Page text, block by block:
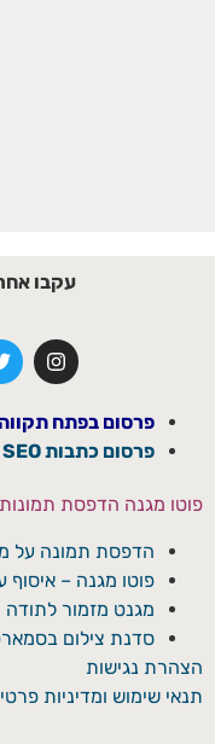
עקבו
פרסום בפתח תקווה
פרסום כתבות SEO →
פוטו מגנה הדפסת
הדפסת תמונה על
פוטו מגנה –
מגנט מזמור לתודה
סדנת צילום
הצהרת נגישות
תנאי שימוש ומדיניות